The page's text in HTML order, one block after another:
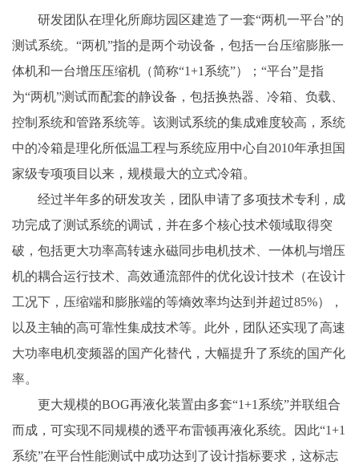
研发团队在理化所廊坊园区建造了一套“两机一平台”的
测试系统。“两机”指的是两个动设备，包括一台压缩膨胀一
体机和一台增压压缩机（简称“1+1系统”）；“平台”是指
为“两机”测试而配套的静设备，包括换热器、冷箱、负载、
控制系统和管路系统等。该测试系统的集成难度较高，系统
中的冷箱是理化所低温工程与系统应用中心自2010年承担国
家级专项项目以来，规模最大的立式冷箱。
经过半年多的研发攻关，团队申请了多项技术专利，成
功完成了测试系统的调试，并在多个核心技术领域取得突
破，包括更大功率高转速永磁同步电机技术、一体机与增压
机的耦合运行技术、高效通流部件的优化设计技术（在设计
工况下，压缩端和膨胀端的等熵效率均达到并超过85%），
以及主轴的高可靠性集成技术等。此外，团队还实现了高速
大功率电机变频器的国产化替代，大幅提升了系统的国产化
率。
更大规模的BOG再液化装置由多套“1+1系统”并联组合
而成，可实现不同规模的透平布雷顿再液化系统。因此“1+1
系统”在平台性能测试中成功达到了设计指标要求，这标志